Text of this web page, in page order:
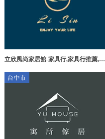
立欣風尚家居館-家具行,家具行推薦,家
行,lisin,Lisin
台中市